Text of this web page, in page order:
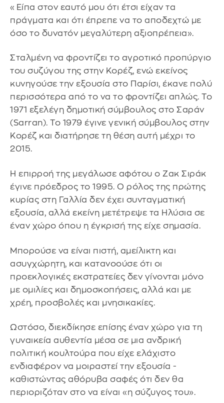
«Είπα στον εαυτό μου ότι έτσι είχαν τα
πράγματα και ότι έπρεπε να το αποδεχτώ με
όσο το δυνατόν μεγαλύτερη αξιοπρέπεια».
Σταλμένη να φροντίζει το αγροτικό προπύργιο
του συζύγου της στην Κορέζ, ενώ εκείνος
κυνηγούσε την εξουσία στο Παρίσι, έκανε πολύ
περισσότερα από το να το φροντίζει απλώς. Το
1971 εξελέγη δημοτική σύμβουλος στο Σαράν
(Sarran). Το 1979 έγινε γενική σύμβουλος στην
Κορέζ και διατήρησε τη θέση αυτή μέχρι το
2015.
Η επιρροή της μεγάλωσε αφότου ο Ζακ Σιράκ
έγινε πρόεδρος το 1995. Ο ρόλος της πρώτης
κυρίας στη Γαλλία δεν έχει συνταγματική
εξουσία, αλλά εκείνη μετέτρεψε τα Ηλύσια σε
έναν χώρο όπου η έγκρισή της είχε σημασία.
Μπορούσε να είναι πιστή, αμείλικτη και
ασυγχώρητη, και κατανοούσε ότι οι
προεκλογικές εκστρατείες δεν γίνονται μόνο
με ομιλίες και δημοσκοπήσεις, αλλά και με
χρέη, προσβολές και μνησικακίες.
Ωστόσο, διεκδίκησε επίσης έναν χώρο για τη
γυναικεία αυθεντία μέσα σε μια ανδρική
πολιτική κουλτούρα που είχε ελάχιστο
ενδιαφέρον να μοιραστεί την εξουσία -
καθιστώντας αθόρυβα σαφές ότι δεν θα
περιοριζόταν στο να είναι «η σύζυγος του».